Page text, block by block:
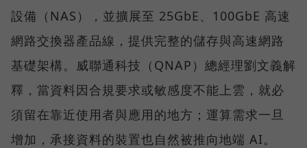
設備（NAS），並擴展至 25GbE、100GbE 高速
網路交換器產品線，提供完整的儲存與高速網路
基礎架構。威聯通科技（QNAP）總經理劉文義解
釋，當資料因合規要求或敏感度不能上雲，就必
須留在靠近使用者與應用的地方；運算需求一旦
增加，承接資料的裝置也自然被推向地端 AI。